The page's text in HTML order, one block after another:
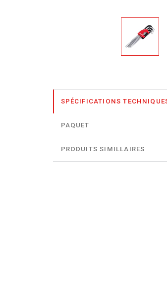
SPÉCIFICATIONS
PAQUET
PRODUITS SIMILLAIRES